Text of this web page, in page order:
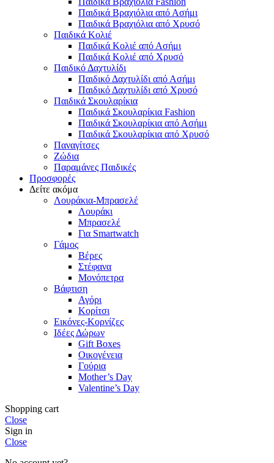
Παιδικά Βραχιόλια από Ασήμι
Παιδικά Βραχιόλια από Χρυσό
Παιδικά Κολιέ
Παιδικά Κολιέ από Ασήμι
Παιδικά Κολιέ από Χρυσό
Παιδικό Δαχτυλίδι
Παιδικό Δαχτυλίδι από Ασήμι
Παιδικό Δαχτυλίδι από Χρυσό
Παιδικά Σκουλαρίκια
Παιδικά Σκουλαρίκια Fashion
Παιδικά Σκουλαρίκια από Ασήμι
Παιδικά Σκουλαρίκια από Χρυσό
Παναγίτσες
Ζώδια
Παραμάνες Παιδικές
Προσφορές
Δείτε ακόμα
Λουράκια-Μπρασελέ
Λουράκι
Μπρασελέ
Για Smartwatch
Γάμος
Βέρες
Στέφανα
Μονόπετρα
Βάφτιση
Αγόρι
Κορίτσι
Εικόνες-Κορνίζες
Ιδέες Δώρων
Gift Boxes
Οικογένεια
Γούρια
Mother’s Day
Valentine’s Day
Shopping cart
Close
Sign in
Close